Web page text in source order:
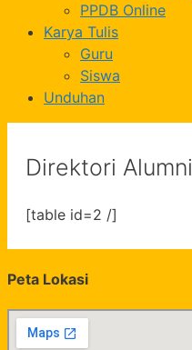
PPDB Online
Karya Tulis
Guru
Siswa
Unduhan
Direktori Alumni
[table id=2 /]
Peta Lokasi